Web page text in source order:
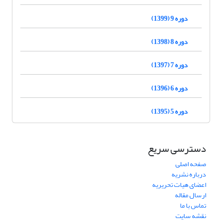
دوره 9 (1399)
دوره 8 (1398)
دوره 7 (1397)
دوره 6 (1396)
دوره 5 (1395)
دسترسی سریع
صفحه اصلی
درباره نشریه
اعضای هیات تحریریه
ارسال مقاله
تماس با ما
نقشه سایت